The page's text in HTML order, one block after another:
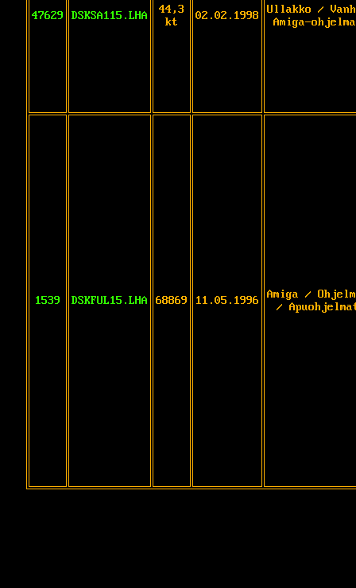
47629 DSKSA115.LHA
44,3
kt
02.02.1998
Ullakko /
Amiga-
1539 DSKFUL15.LHA 68869 11.05.1996
Amiga /
/